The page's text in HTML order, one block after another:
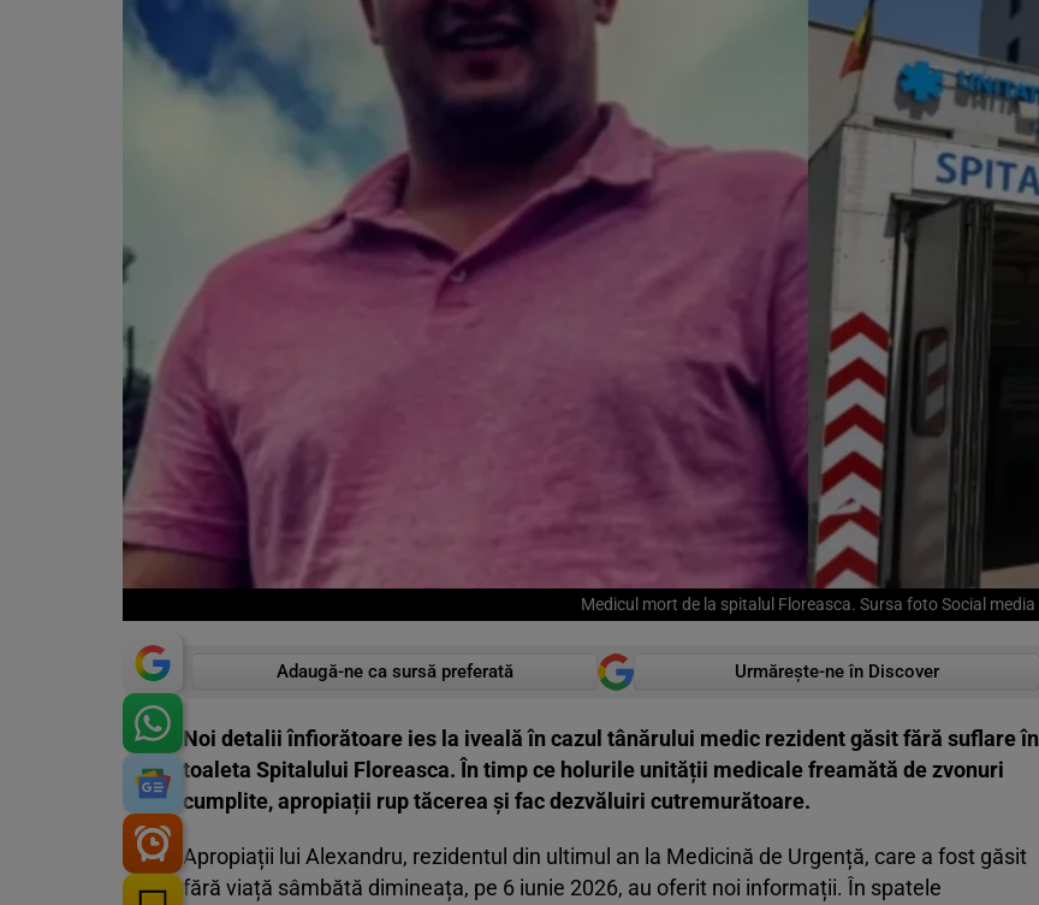
Medicul mort de la spitalul Floreasca. Sursa foto Social media
Adaugă-ne ca sursă preferată Urmărește-ne în Discover
Noi detalii înfiorătoare ies la iveală în cazul tânărului medic rezident găsit fără suflare în
toaleta Spitalului Floreasca. În timp ce holurile unității medicale freamătă de zvonuri
cumplite, apropiații rup tăcerea și fac dezvăluiri cutremurătoare.
Apropiații lui Alexandru, rezidentul din ultimul an la Medicină de Urgență, care a fost găsit
fără viață sâmbătă dimineața, pe 6 iunie 2026, au oferit noi informații. În spatele